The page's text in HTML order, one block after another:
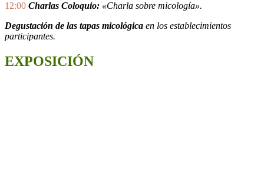
12:00 Charlas Coloquio: «Charla sobre micología».
Degustación de las tapas micológica en los establecimientos
participantes.
EXPOSICIÓN